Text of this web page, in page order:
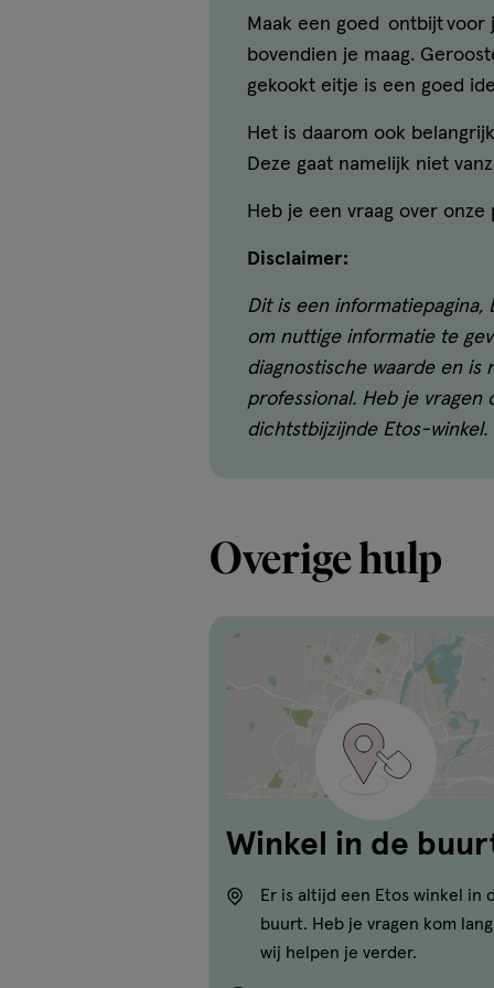
Maak een goed ontbijt
bovendien je maag.
gekookt eitje is een goed
Het is daarom ook
Deze gaat namelijk niet
Heb je een vraag over
Disclaimer:
Dit is een
om nuttige informatie te
diagnostische waarde en is
professional. Heb je
dichtstbijzijnde Etos-
Overige hulp
Winkel in de
Er is altijd een Etos winkel in
buurt. Heb je vragen kom
wij helpen je verder.